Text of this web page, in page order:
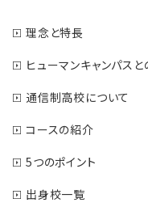
理念と特長
ヒューマンキャンパス
通信制高校について
コースの紹介
5つのポイント
出身校一覧